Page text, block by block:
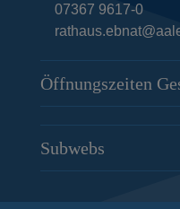
07367 9617-0
Öffnungszeiten
Subwebs